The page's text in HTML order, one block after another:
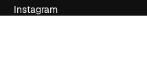
Instagram